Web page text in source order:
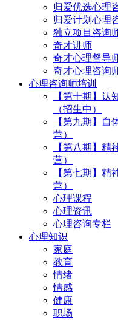
归爱优选心理
归爱计划心理
独立项目咨询
奇才讲师
奇才心理督导
奇才心理咨询
心理咨询师培训
【第十期】认
（招生中）
【第九期】自
营）
【第八期】精
营）
【第七期】精
营）
心理课程
心理资讯
心理咨询专栏
心理知识
家庭
教育
情绪
情感
健康
职场